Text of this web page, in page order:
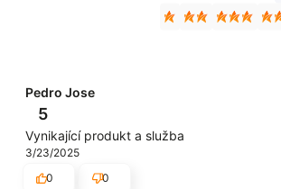
Pedro Jose
5
Vynikající produkt a služba
3/23/2025
0
0